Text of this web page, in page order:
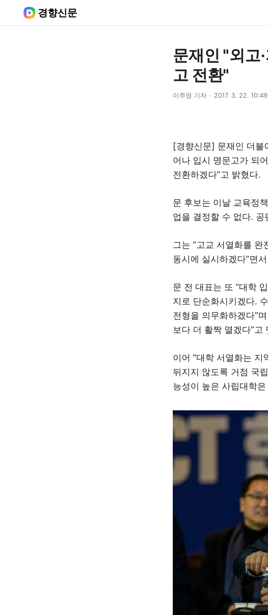
경향신문
문재인 "외고
고 전환"
이주영 기자 2017. 3. 22. 10:49
[경향신문] 문재인 더불
어나 입시 명문고가 되
전환하겠다”고 밝혔다.
문 후보는 이날 교육정
업을 결정할 수 없다.
그는 “고교 서열화를
동시에 실시하겠다”면
문 전 대표는 또 “대학
지로 단순화시키겠다.
전형을 의무화하겠다”
보다 더 활짝 열겠다”고
이어 “대학 서열화는
뒤지지 않도록 거점 국
능성이 높은 사립대학은